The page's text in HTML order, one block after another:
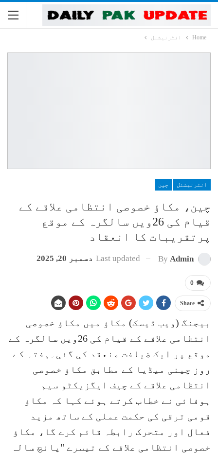
Home انٹرنیشنل
انٹرنیشنل چین
چین، مکاؤ خصوصی انتظامی علاقے کے
قیام کی 26ویں سالگرہ کے موقع
پرتقریبات کا انعقاد
By Admin
Last updated دسمبر 20, 2025
0
Share
بیجنگ (ویب ڈیسک) مکاؤ میں مکاؤ خصوصی
انتظامی علاقے کے قیام کی 26ویں سالگرہ کے
موقع پر ایک ضیافت منعقد کی گئی۔ہفتہ کے
روز چینی میڈیا کے مطابق مکاؤ خصوصی
انتظامی علاقے کے چیف ایگزیکٹو سیم
ہوفائی نے خطاب کرتے ہوئے کہا کہ مکاؤ
قومی ترقی کی حکمت عملی کے ساتھ مزید
فعال اور متحرک رابطہ قائم کرے گا، مکاؤ
خصوصی انتظامی علاقے کے تیسرے "پانچ سالہ